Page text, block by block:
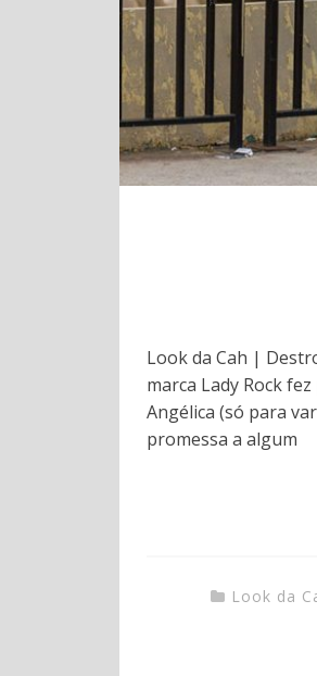
Look da Cah |
marca Lady Rock
Angélica (só para
promessa a algum
Look da